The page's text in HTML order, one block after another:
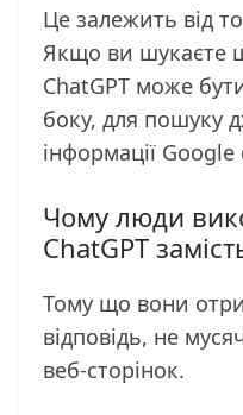
Це залежить від
Якщо ви шукаєте
ChatGPT може
боку, для пошуку
інформації
Чому люди
ChatGPT
Тому що вони
відповідь, не
веб-сторінок.